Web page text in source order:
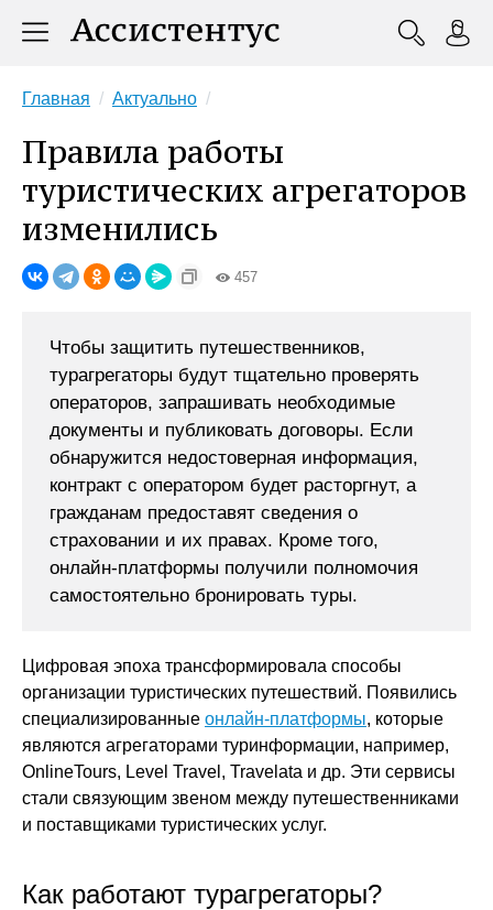
Главная Актуально
Правила работы
туристических агрегаторов
изменились
457
Чтобы защитить путешественников,
турагрегаторы будут тщательно проверять
операторов, запрашивать необходимые
документы и публиковать договоры. Если
обнаружится недостоверная информация,
контракт с оператором будет расторгнут, а
гражданам предоставят сведения о
страховании и их правах. Кроме того,
онлайн-платформы получили полномочия
самостоятельно бронировать туры.
Цифровая эпоха трансформировала способы
организации туристических путешествий. Появились
специализированные онлайн-платформы, которые
являются агрегаторами туринформации, например,
OnlineTours, Level Travel, Travelata и др. Эти сервисы
стали связующим звеном между путешественниками
и поставщиками туристических услуг.
Как работают турагрегаторы?